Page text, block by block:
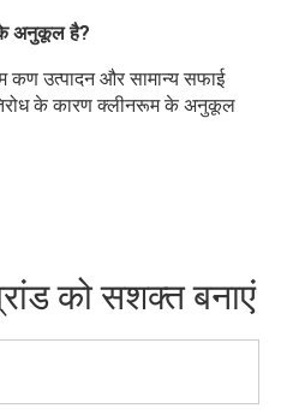
अनुकूल है?
कण उत्पादन और सामान्य सफाई
के कारण क्लीनरूम के अनुकूल
को सशक्त बनाएं